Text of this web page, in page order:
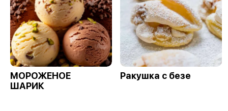
МОРОЖЕНОЕ
ШАРИК
Ракушка с безе